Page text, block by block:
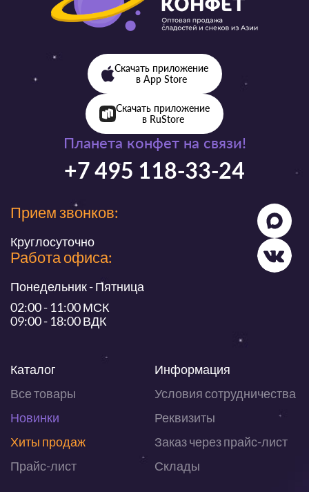
Планета конфет на связи!
+7 495 118-33-24
Прием звонков:
Круглосуточно
Работа офиса:
Понедельник - Пятница
02:00 - 11:00 МСК
09:00 - 18:00 ВДК
Каталог
Все товары
Новинки
Хиты продаж
Прайс-лист
Информация
Условия сотрудничества
Реквизиты
Заказ через прайс-лист
Склады
Скачать приложение
в App Store
Скачать приложение
в RuStore